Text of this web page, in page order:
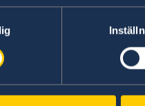
Om
ETD